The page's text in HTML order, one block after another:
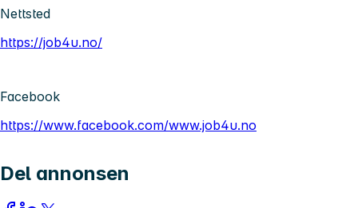
Nettsted
https://job4u.no/
Facebook
https://www.facebook.com/www.job4u.no
Del annonsen